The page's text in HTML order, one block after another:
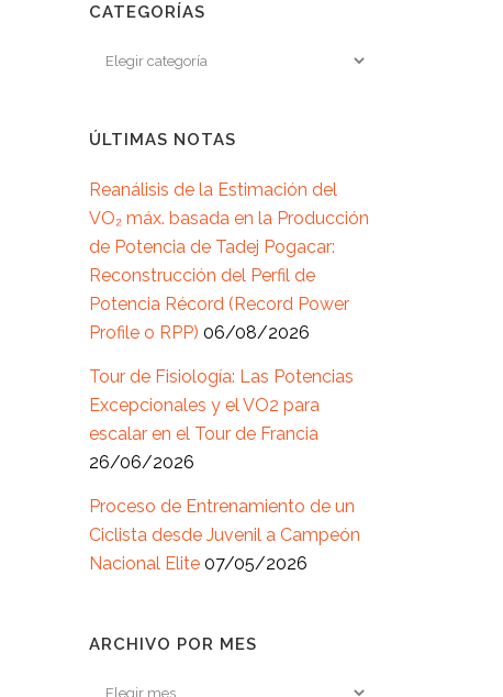
CATEGORÍAS
ÚLTIMAS NOTAS
Reanálisis de la Estimación del
VO₂ máx. basada en la Producción
de Potencia de Tadej Pogacar:
Reconstrucción del Perfil de
Potencia Récord (Record Power
Profile o RPP) 06/08/2026
Tour de Fisiología: Las Potencias
Excepcionales y el VO2 para
escalar en el Tour de Francia
26/06/2026
Proceso de Entrenamiento de un
Ciclista desde Juvenil a Campeón
Nacional Elite 07/05/2026
ARCHIVO POR MES
Archivo